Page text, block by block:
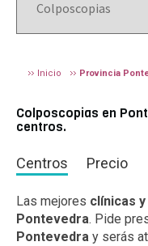
Inicio Provincia
Colposcopias en
centros.
Centros Precio
Las mejores clínicas
Pontevedra. Pide
Pontevedra y serás